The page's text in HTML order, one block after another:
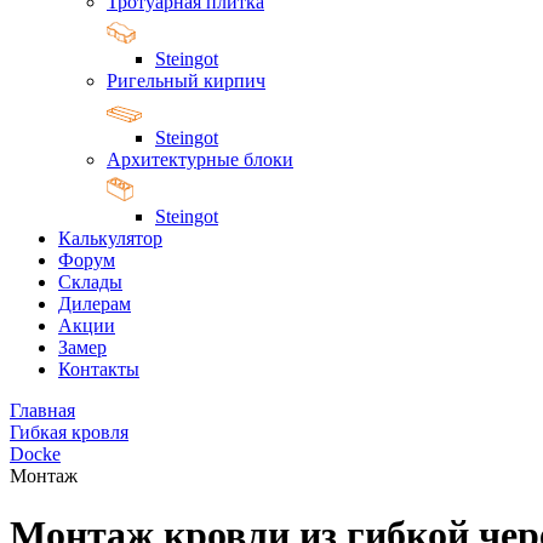
Steingot
Ригельный кирпич
Steingot
Архитектурные блоки
Steingot
Калькулятор
Форум
Склады
Дилерам
Акции
Замер
Контакты
Главная
Гибкая кровля
Docke
Монтаж